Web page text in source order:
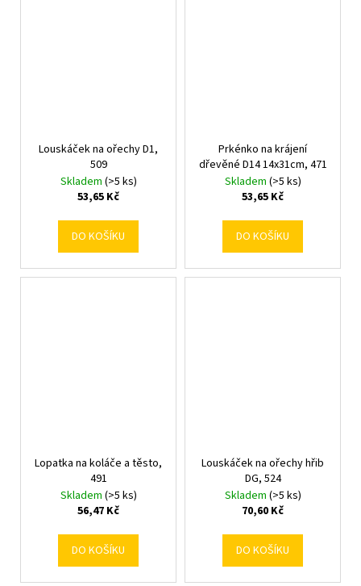
Louskáček na ořechy D1,
509
Skladem (>5 ks)
53,65 Kč
DO KOŠÍKU
Prkénko na krájení
dřevěné D14 14x31cm, 471
Skladem (>5 ks)
53,65 Kč
DO KOŠÍKU
Lopatka na koláče a těsto,
491
Skladem (>5 ks)
56,47 Kč
DO KOŠÍKU
Louskáček na ořechy hřib
DG, 524
Skladem (>5 ks)
70,60 Kč
DO KOŠÍKU